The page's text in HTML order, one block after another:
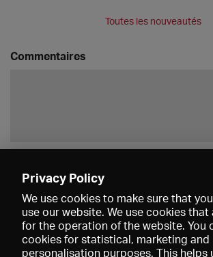
Toutes les nouveautés
Commentaires
Privacy Policy
We use cookies to make sure that
use our website. We use cookies that
for the operation of the website. You
cookies for statistical, marketing and
personalisation purposes. This helps